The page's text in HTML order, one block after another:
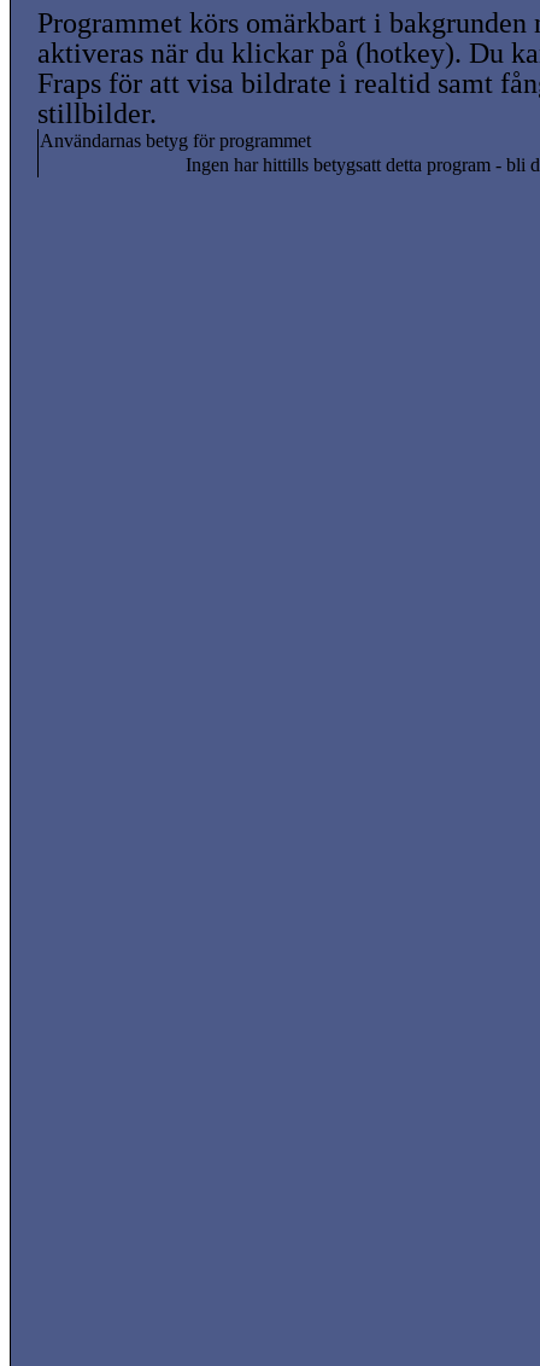
Programmet körs omärkbart i bakgrunden
aktiveras när du klickar på (hotkey). Du
Fraps för att visa bildrate i realtid samt
stillbilder.
Användarnas betyg för programmet
Ingen har hittills betygsatt detta program - bli